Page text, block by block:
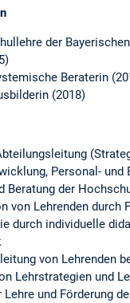
der
Beraterin
(2018)
Personal- und
Beratung der
von Lehrenden durch
durch individuelle
von Lehrenden
Lehrstrategien und
Lehre und Förderung